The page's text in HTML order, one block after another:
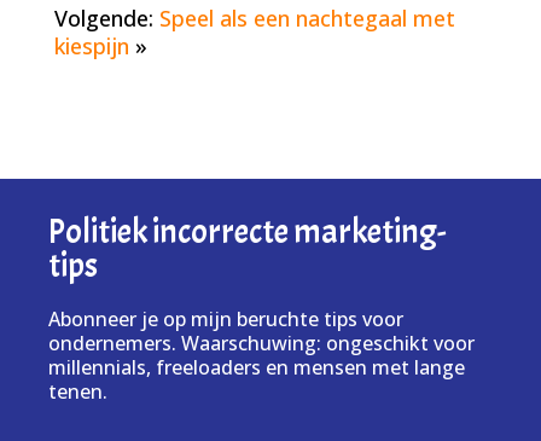
Volgende: Speel als een nachtegaal met
kiespijn »
Politiek incorrecte marketing-
tips
Abonneer je op mijn beruchte tips voor
ondernemers. Waarschuwing: ongeschikt voor
millennials, freeloaders en mensen met lange
tenen.